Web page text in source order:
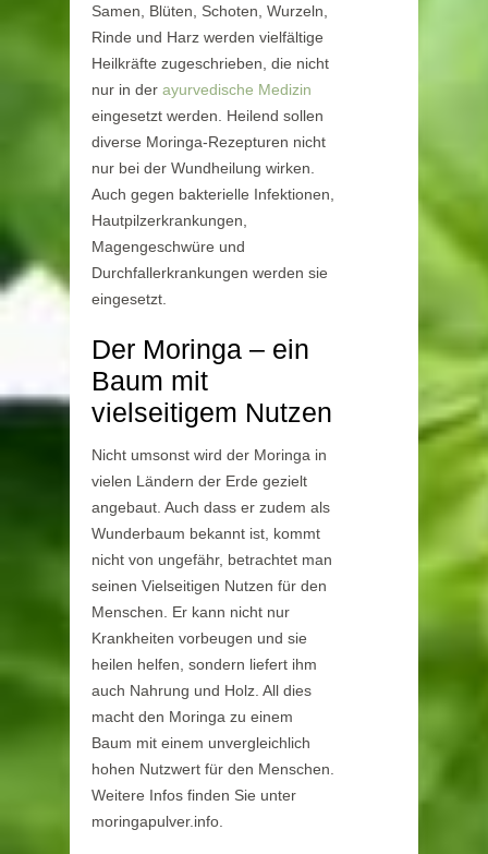
Samen, Blüten, Schoten, Wurzeln,
Rinde und Harz werden vielfältige
Heilkräfte zugeschrieben, die nicht
nur in der ayurvedische Medizin
eingesetzt werden. Heilend sollen
diverse Moringa-Rezepturen nicht
nur bei der Wundheilung wirken.
Auch gegen bakterielle Infektionen,
Hautpilzerkrankungen,
Magengeschwüre und
Durchfallerkrankungen werden sie
eingesetzt.
Der Moringa – ein
Baum mit
vielseitigem Nutzen
Nicht umsonst wird der Moringa in
vielen Ländern der Erde gezielt
angebaut. Auch dass er zudem als
Wunderbaum bekannt ist, kommt
nicht von ungefähr, betrachtet man
seinen Vielseitigen Nutzen für den
Menschen. Er kann nicht nur
Krankheiten vorbeugen und sie
heilen helfen, sondern liefert ihm
auch Nahrung und Holz. All dies
macht den Moringa zu einem
Baum mit einem unvergleichlich
hohen Nutzwert für den Menschen.
Weitere Infos finden Sie unter
moringapulver.info.